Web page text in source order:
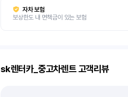
자차 보험
보상한도 내 면책금이 있는 보험
sk렌터카_중고차렌트고객리뷰